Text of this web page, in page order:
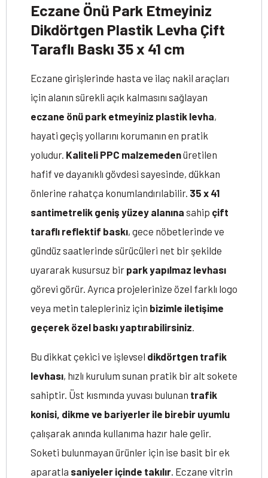
Eczane Önü Park Etmeyiniz
Dikdörtgen Plastik Levha Çift
Taraflı Baskı 35 x 41 cm
Eczane girişlerinde hasta ve ilaç nakil araçları
için alanın sürekli açık kalmasını sağlayan
eczane önü park etmeyiniz plastik levha,
hayati geçiş yollarını korumanın en pratik
yoludur. Kaliteli PPC malzemedenüretilen
hafif ve dayanıklı gövdesi sayesinde, dükkan
önlerine rahatça konumlandırılabilir. 35 x 41
santimetrelik geniş yüzey alanına sahip çift
taraflı reflektif baskı, gece nöbetlerinde ve
gündüz saatlerinde sürücüleri net bir şekilde
uyararak kusursuz bir park yapılmaz levhası
görevi görür. Ayrıca projelerinize özel farklı logo
veya metin talepleriniz için bizimle iletişime
geçerek özel baskı yaptırabilirsiniz.
Bu dikkat çekici ve işlevsel dikdörtgen trafik
levhası, hızlı kurulum sunan pratik bir alt sokete
sahiptir. Üst kısmında yuvası bulunan trafik
konisi, dikme ve bariyerler ile birebir uyumlu
çalışarak anında kullanıma hazır hale gelir.
Soketi bulunmayan ürünler için ise basit bir ek
aparatla saniyeler içinde takılır. Eczane vitrin